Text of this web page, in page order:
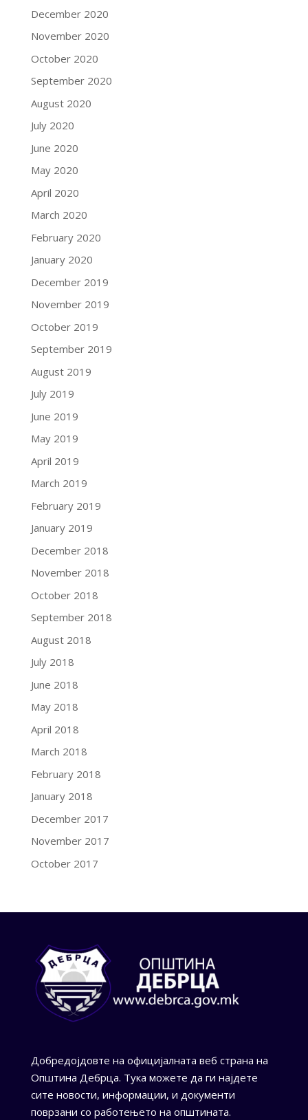
December 2020
November 2020
October 2020
September 2020
August 2020
July 2020
June 2020
May 2020
April 2020
March 2020
February 2020
January 2020
December 2019
November 2019
October 2019
September 2019
August 2019
July 2019
June 2019
May 2019
April 2019
March 2019
February 2019
January 2019
December 2018
November 2018
October 2018
September 2018
August 2018
July 2018
June 2018
May 2018
April 2018
March 2018
February 2018
January 2018
December 2017
November 2017
October 2017
Добредојдовте на официјалната веб страна на
Општина Дебрца. Тука можете да ги најдете
сите новости, информации, и документи
поврзани со работењето на општината.